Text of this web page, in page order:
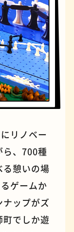
リノベー
ら、700種
る憩いの場
ゲームか
ナップがズ
町でしか遊